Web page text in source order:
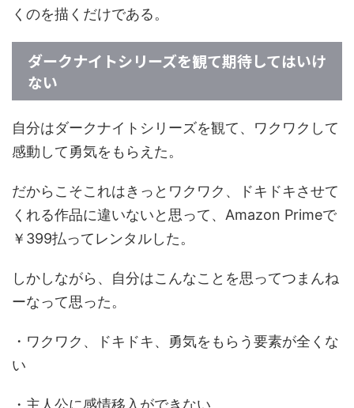
くのを描くだけである。
ダークナイトシリーズを観て期待してはいけ
ない
自分はダークナイトシリーズを観て、ワクワクして
感動して勇気をもらえた。
だからこそこれはきっとワクワク、ドキドキさせて
くれる作品に違いないと思って、Amazon Primeで
￥399払ってレンタルした。
しかしながら、自分はこんなことを思ってつまんね
ーなって思った。
・ワクワク、ドキドキ、勇気をもらう要素が全くな
い
・主人公に感情移入ができない